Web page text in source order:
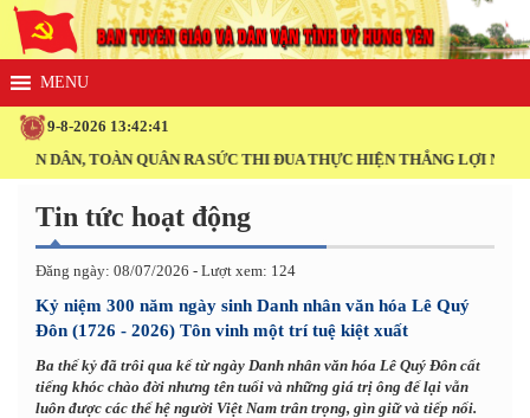
9-8-2026 13:42:41
TOÀN QUÂN RA SỨC THI ĐUA THỰC HIỆN THẮNG LỢI NGHỊ
Tin tức hoạt động
Đăng ngày: 08/07/2026 - Lượt xem: 124
Kỷ niệm 300 năm ngày sinh Danh nhân văn hóa Lê Quý
Đôn (1726 - 2026) Tôn vinh một trí tuệ kiệt xuất
Ba thế kỷ đã trôi qua kể từ ngày Danh nhân văn hóa Lê Quý Đôn cất
tiếng khóc chào đời nhưng tên tuổi và những giá trị ông để lại vẫn
luôn được các thế hệ người Việt Nam trân trọng, gìn giữ và tiếp nối.